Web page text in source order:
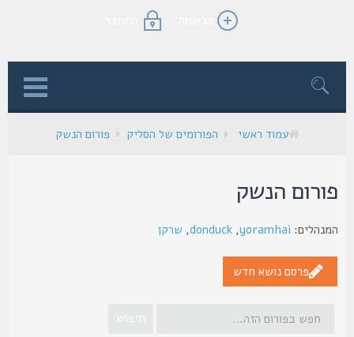
הרשמה התחבר
עמוד ראשי הפורומים של הסליק פורום הנשק
הנשק
yoramhai
,
donduck
,שרקן
פרסם נושא חדש